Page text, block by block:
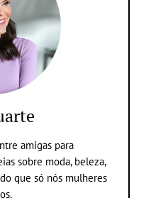
amigas para
sobre moda, beleza,
que só nós mulheres